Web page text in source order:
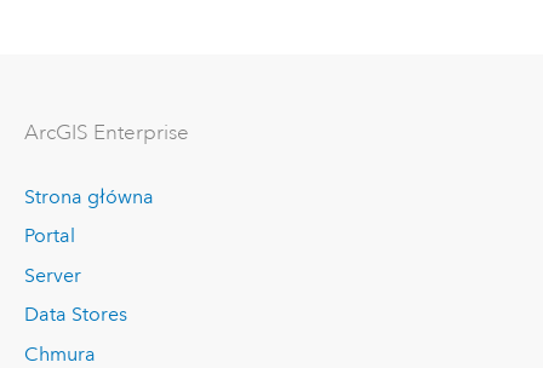
ArcGIS Enterprise
Strona główna
Portal
Server
Data Stores
Chmura